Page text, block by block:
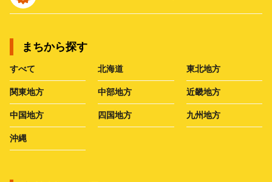
まちから探す
すべて 北海道 東北地方
関東地方 中部地方 近畿地方
中国地方 四国地方 九州地方
沖縄